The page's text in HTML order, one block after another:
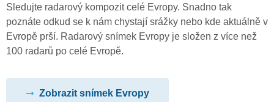
Sledujte radarový kompozit celé Evropy. Snadno tak
poznáte odkud se k nám chystají srážky nebo kde aktuálně v
Evropě prší. Radarový snímek Evropy je složen z více než
100 radarů po celé Evropě.
Zobrazit snímek Evropy